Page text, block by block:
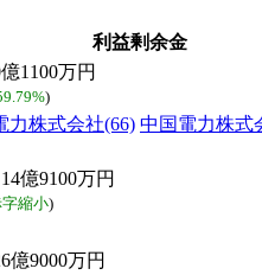
利益剰余金
1100万円
)
力株式会社(66) 中国電力株式
億9100万円
縮小)
億9000万円